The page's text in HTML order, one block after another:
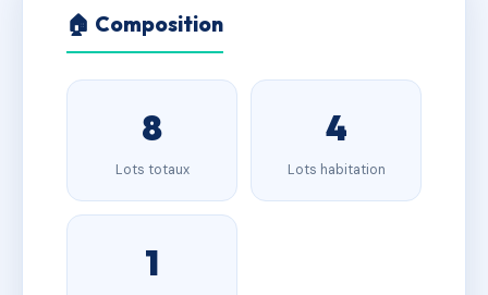
🏠 Composition
8
Lots totaux
4
Lots habitation
1